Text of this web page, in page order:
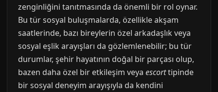
zenginliğini tanıtmasında da önemli bir rol oynar.
Bu tür sosyal buluşmalarda, özellikle akşam
saatlerinde, bazı bireylerin özel arkadaşlık veya
sosyal eşlik arayışları da gözlemlenebilir; bu tür
durumlar, şehir hayatının doğal bir parçası olup,
bazen daha özel bir etkileşim veya escorttipinde
bir sosyal deneyim arayışıyla da kendini